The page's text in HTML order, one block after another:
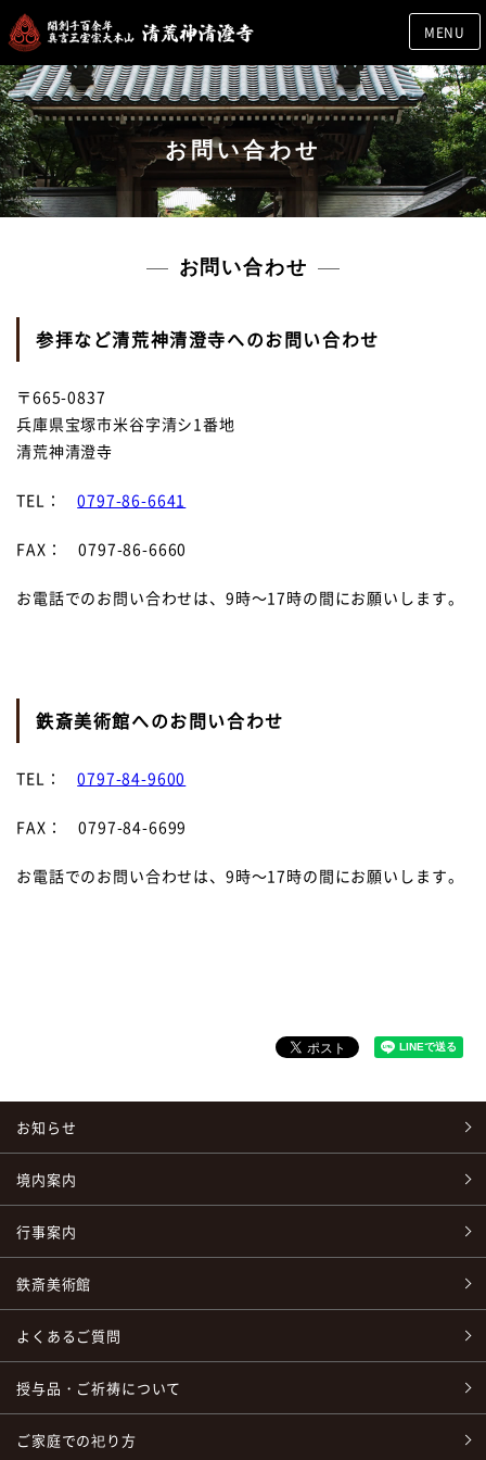
MENU
お問い合わせ
お問い合わせ
参拝など清荒神清澄寺へのお問い合わせ
〒665-0837
兵庫県宝塚市米谷字清シ1番地
清荒神清澄寺
TEL：0797-86-6641
FAX： 0797-86-6660
お電話でのお問い合わせは、9時～17時の間にお願いします。
鉄斎美術館へのお問い合わせ
TEL：0797-84-9600
FAX： 0797-84-6699
お電話でのお問い合わせは、9時～17時の間にお願いします。
お知らせ
境内案内
行事案内
鉄斎美術館
よくあるご質問
授与品・ご祈祷について
ご家庭での祀り方